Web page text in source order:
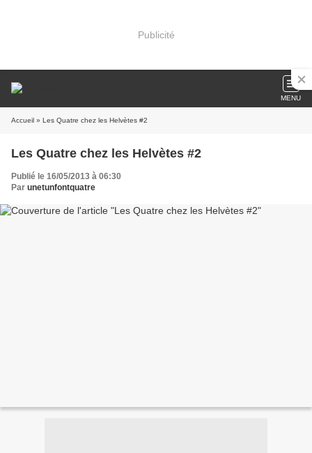
Publicité
MENU
Accueil » Les Quatre chez les Helvètes #2
Les Quatre chez les Helvètes #2
Publié le 16/05/2013 à 06:30
Par unetunfontquatre